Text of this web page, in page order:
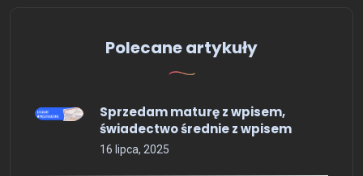
Polecane artykuły
Sprzedam maturę z wpisem,
świadectwo średnie z wpisem
16 lipca, 2025